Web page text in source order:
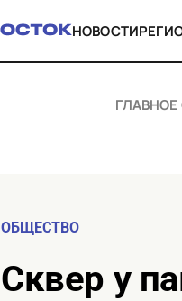
НОВОСТИ
ОБЩЕСТВО
Сквер у памятника Николаю Чудотворцу